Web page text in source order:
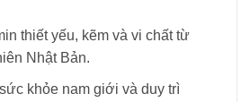
thiết yếu, kẽm và vi chất từ
Nhật Bản.
khỏe nam giới và duy trì